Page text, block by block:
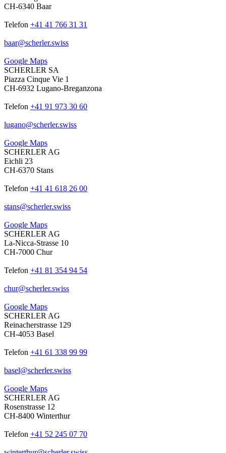
CH-6340 Baar
Telefon +41 41 766 31 31
baar@scherler.swiss
Google Maps
SCHERLER SA
Piazza Cinque Vie 1
CH-6932 Lugano-Breganzona
Telefon +41 91 973 30 60
lugano@scherler.swiss
Google Maps
SCHERLER AG
Eichli 23
CH-6370 Stans
Telefon +41 41 618 26 00
stans@scherler.swiss
Google Maps
SCHERLER AG
La-Nicca-Strasse 10
CH-7000 Chur
Telefon +41 81 354 94 54
chur@scherler.swiss
Google Maps
SCHERLER AG
Reinacherstrasse 129
CH-4053 Basel
Telefon +41 61 338 99 99
basel@scherler.swiss
Google Maps
SCHERLER AG
Rosenstrasse 12
CH-8400 Winterthur
Telefon +41 52 245 07 70